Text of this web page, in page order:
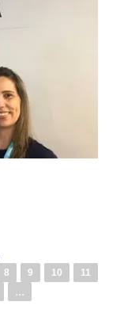
8 9 10
11
...